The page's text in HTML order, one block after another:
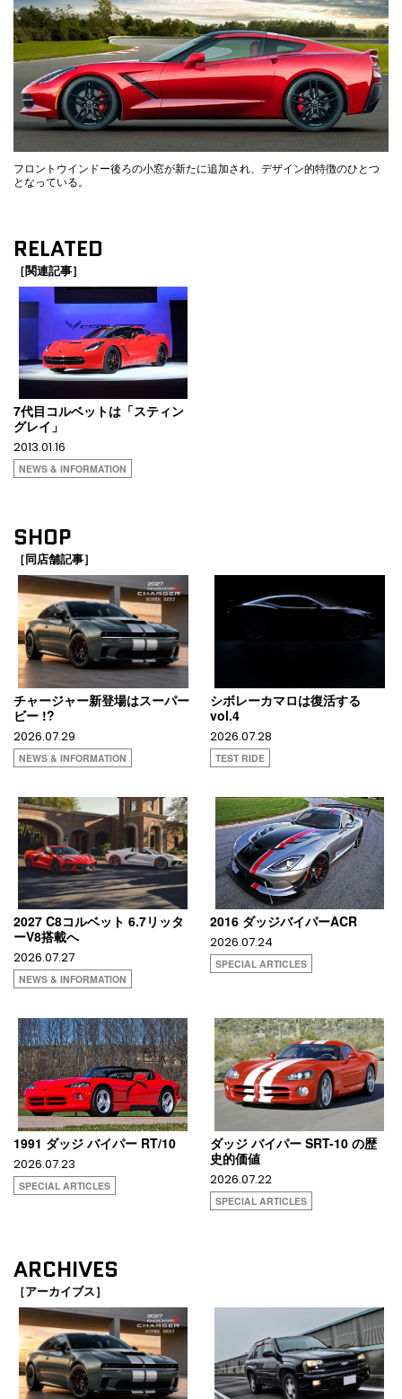
フロントウインドー後ろの小窓が新たに追加され、デザイン的特徴のひとつ
となっている。
RELATED
［関連記事］
7代目コルベットは「スティン
グレイ」
2013.01.16
NEWS & INFORMATION
SHOP
［同店舗記事］
チャージャー新登場はスーパー
ビー !?
2026.07.29
NEWS & INFORMATION
シボレーカマロは復活する
vol.4
2026.07.28
TEST RIDE
2027 C8コルベット 6.7リッタ
ーV8搭載へ
2026.07.27
NEWS & INFORMATION
2016 ダッジバイパーACR
2026.07.24
SPECIAL ARTICLES
1991 ダッジ バイパー RT/10
2026.07.23
SPECIAL ARTICLES
ダッジ バイパー SRT-10 の歴
史的価値
2026.07.22
SPECIAL ARTICLES
ARCHIVES
［アーカイブス］